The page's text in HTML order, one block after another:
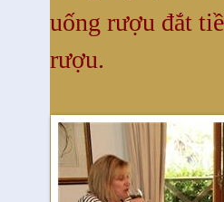
uống rượu đắt
rượu.